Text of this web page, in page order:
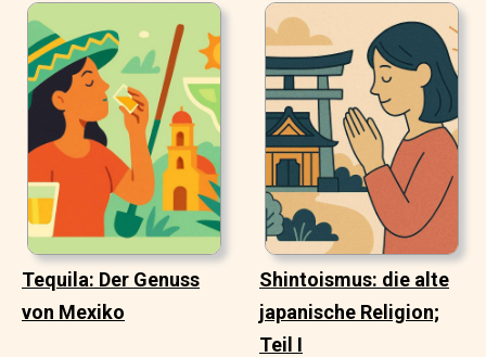
Tequila: Der Genuss
von Mexiko
Shintoismus: die alte
japanische Religion;
Teil I